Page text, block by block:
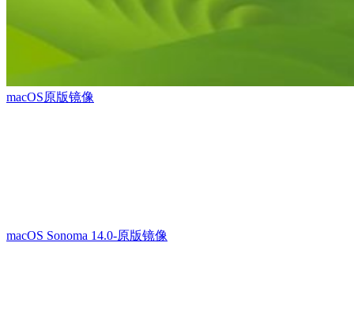
macOS原版镜像
macOS Sonoma 14.0-原版镜像